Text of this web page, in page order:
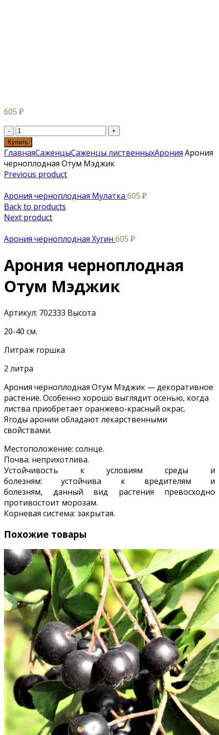
605 ₽
Купить
ГлавнаяСаженцыСаженцы лиственныхАрония Арония
черноплодная Отум Мэджик
Previous product
Арония черноплодная Мулатка 605 ₽
Back to products
Next product
Арония черноплодная Хугин 605 ₽
Арония черноплодная
Отум Мэджик
Артикул: 702333 Высота
20-40 см.
Литраж горшка
2 литра
Арония черноплодная Отум Мэджик — декоративное
растение. Особенно хорошо выглядит осенью, когда
листва приобретает оранжево-красный окрас.
Ягоды аронии обладают лекарственными
свойствами.
Местоположение: солнце.
Почва: неприхотлива.
Устойчивость к условиям среды и
болезням: устойчива к вредителям и
болезням, данный вид растения превосходно
противостоит морозам.
Корневая система: закрытая.
Похожие товары